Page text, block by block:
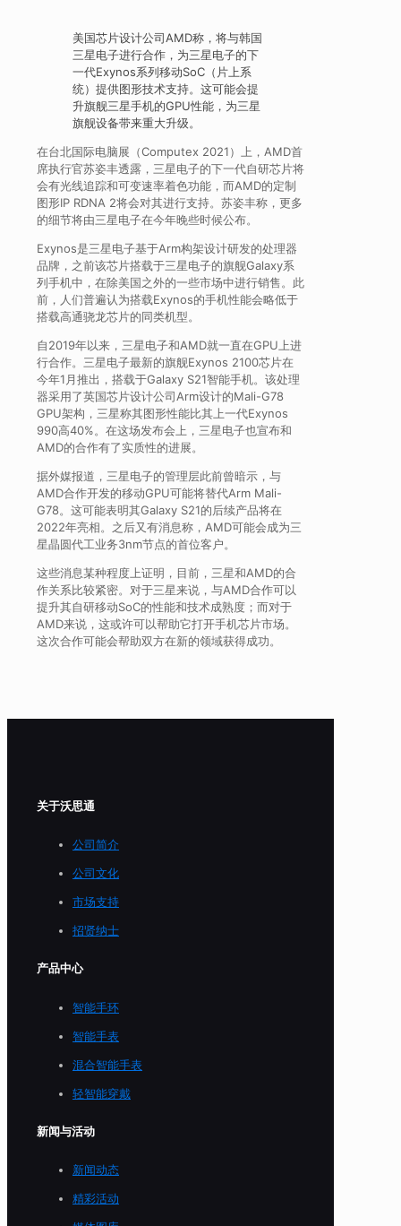
美国芯片设计公司AMD称，将与韩国
三星电子进行合作，为三星电子的下
一代Exynos系列移动SoC（片上系
统）提供图形技术支持。这可能会提
升旗舰三星手机的GPU性能，为三星
旗舰设备带来重大升级。
在台北国际电脑展（Computex 2021）上，AMD首
席执行官苏姿丰透露，三星电子的下一代自研芯片将
会有光线追踪和可变速率着色功能，而AMD的定制
图形IP RDNA 2将会对其进行支持。苏姿丰称，更多
的细节将由三星电子在今年晚些时候公布。
Exynos是三星电子基于Arm构架设计研发的处理器
品牌，之前该芯片搭载于三星电子的旗舰Galaxy系
列手机中，在除美国之外的一些市场中进行销售。此
前，人们普遍认为搭载Exynos的手机性能会略低于
搭载高通骁龙芯片的同类机型。
自2019年以来，三星电子和AMD就一直在GPU上进
行合作。三星电子最新的旗舰Exynos 2100芯片在
今年1月推出，搭载于Galaxy S21智能手机。该处理
器采用了英国芯片设计公司Arm设计的Mali-G78
GPU架构，三星称其图形性能比其上一代Exynos
990高40%。在这场发布会上，三星电子也宣布和
AMD的合作有了实质性的进展。
据外媒报道，三星电子的管理层此前曾暗​​示，与
AMD合作开发的移动GPU可能将替代Arm Mali-
G78。这可能表明其Galaxy S21的后续产品将在
2022年亮相。之后又有消息称，AMD可能会成为三
星晶圆代工业务3nm节点的首位客户。
这些消息某种程度上证明，目前，三星和AMD的合
作关系比较紧密。对于三星来说，与AMD合作可以
提升其自研移动SoC的性能和技术成熟度；而对于
AMD来说，这或许可以帮助它打开手机芯片市场。
这次合作可能会帮助双方在新的领域获得成功。
关于沃思通
公司简介
公司文化
市场支持
招贤纳士
产品中心
智能手环
智能手表
混合智能手表
轻智能穿戴
新闻与活动
新闻动态
精彩活动